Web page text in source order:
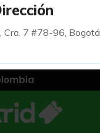
Cra. 7 #78-96, Bogotá